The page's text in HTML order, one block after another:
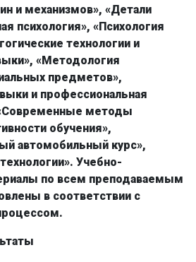
и механизмов», «Детали
психология», «Психология
технологии и
«Методология
предметов»,
и профессиональная
методы
обучения»,
автомобильный курс»,
Учебно-
по всем преподаваемым
в соответствии с